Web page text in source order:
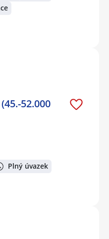
52.000
Plný úvazek